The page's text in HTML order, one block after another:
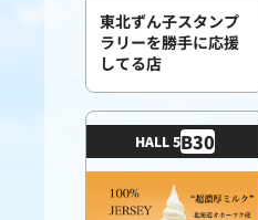
東北ずん子スタンプ
ラリーを勝手に応援
してる店
HALL 5B30